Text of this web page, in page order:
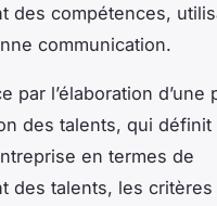
des compétences,
communication.
par l’élaboration d’une
des talents, qui définit
en termes de
des talents, les critères